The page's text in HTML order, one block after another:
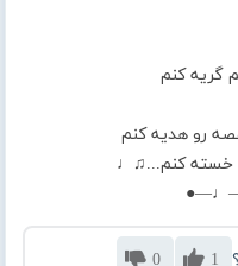
گریه کنم
رو هدیه کنم
خسته کنم...♫♩
1
0